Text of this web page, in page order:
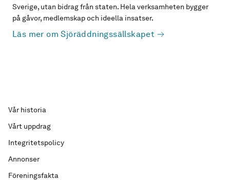
Sverige, utan bidrag från staten. Hela verksamheten bygger
på gåvor, medlemskap och ideella insatser.
Läs mer om Sjöräddningssällskapet
Vår historia
Vårt uppdrag
Integritetspolicy
Annonser
Föreningsfakta